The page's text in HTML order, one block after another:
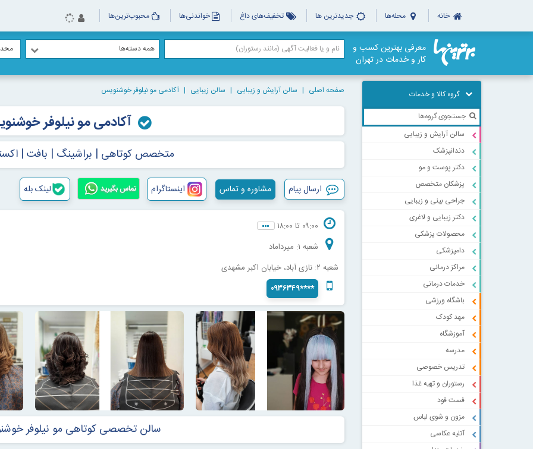
خانه محله‌ها جدیدترین ها تخفیف‌های داغ خواندنی‌ها محبوب‌ترین‌ها
معرفی بهترین کسب و
کار و خدمات در تهران
همه دسته‌ها
گروه کالا و خدمات
سالن آرایش و زیبایی
دندانپزشک
دکتر پوست و مو
پزشکان متخصص
جراحی بینی و زیبایی
دکتر زیبایی و لاغری
محصولات پزشکی
دامپزشکی
مراکز درمانی
خدمات درمانی
باشگاه ورزشی
مهد کودک
آموزشگاه
مدرسه
تدریس خصوصی
رستوران و تهیه غذا
فست فود
مزون و شوی لباس
آتلیه عکاسی
صفحه اصلی سالن آرایش و زیبایی سالن زیبایی آکادمی مو نیلوفر خوشنویس
آکادمی مو نیلوفر
متخصص کوتاهی | براشینگ | بافت |
ارسال پیام مشاوره و تماس اینستاگرام تماس بگیرید لینک بله
۰۹:۰۰ تا ۱۸:۰۰
شعبه ۱: میرداماد
شعبه ۲: نازی آباد، خیابان اکبر مشهدی
۰۹۳۶۳۴۹****
سالن تخصصی کوتاهی مو نیلوفر